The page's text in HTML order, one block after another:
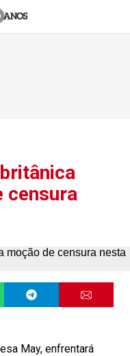
censura
May, enfrentará